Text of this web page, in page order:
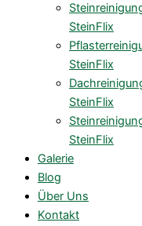
SteinFlix
SteinFlix
SteinFlix
SteinFlix
Galerie
Blog
Über Uns
Kontakt